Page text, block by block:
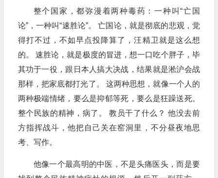
整个国家，都弥漫着两种毒药：一种叫“亡国
论”，一种叫“速胜论”。 亡国论，就是彻底的悲观，觉
得打不过，不如早点投降算了，汪精卫就是这么想
的。 速胜论，就是极度的冒进，想一口吃个胖子，毕
其功于一役，跟日本人搞大决战，结果就是淞沪会战
那样，把家底都打光了。 这两种思想，就像一个人的
两种极端情绪，要么是抑郁等死，要么是狂躁送死。
整个民族的精神，病了。 教员干了什么？ 他没去前
方指挥战斗，他把自己关在窑洞里，不分昼夜地思
考、写作。
他像一个最高明的中医，不是头痛医头，而是要